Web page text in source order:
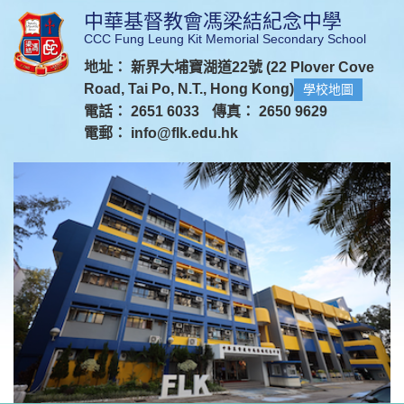
中華基督教會馮梁結紀念中學
CCC Fung Leung Kit Memorial Secondary School
地址： 新界大埔寶湖道22號 (22 Plover Cove
Road, Tai Po, N.T., Hong Kong)
學校地圖
電話： 2651 6033
傳真： 2650 9629
電郵： info@flk.edu.hk